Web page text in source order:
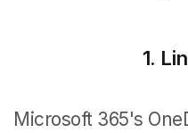
1.
Microsoft 365's